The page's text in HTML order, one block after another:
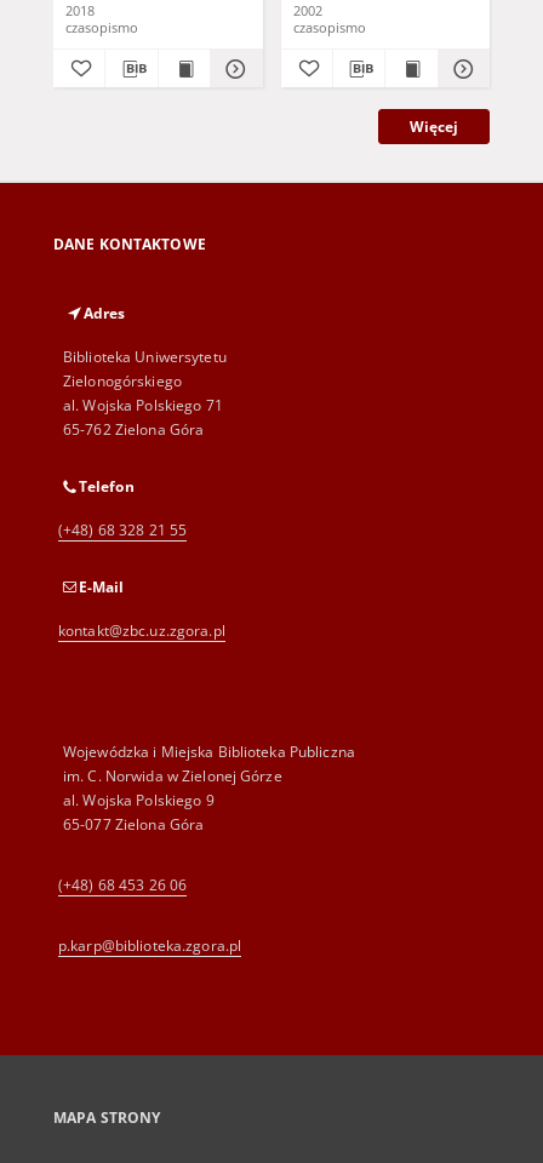
2018
czasopismo
2002
czasopismo
Więcej
DANE KONTAKTOWE
Adres
Biblioteka Uniwersytetu
Zielonogórskiego
al. Wojska Polskiego 71
65-762 Zielona Góra
Telefon
(+48) 68 328 21 55
E-Mail
kontakt@zbc.uz.zgora.pl
Wojewódzka i Miejska Biblioteka Publiczna
im. C. Norwida w Zielonej Górze
al. Wojska Polskiego 9
65-077 Zielona Góra
(+48) 68 453 26 06
p.karp@biblioteka.zgora.pl
MAPA STRONY